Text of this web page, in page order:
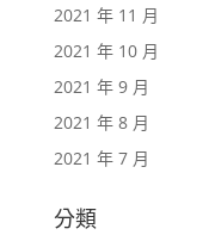
2021 年 11 月
2021 年 10 月
2021 年 9 月
2021 年 8 月
2021 年 7 月
分類